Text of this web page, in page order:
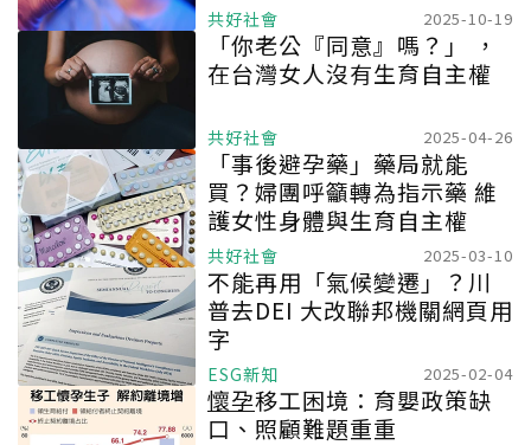
共好社會 2025-10-19
「你老公『同意』嗎？」 ，
在台灣女人沒有生育自主權
共好社會 2025-04-26
「事後避孕藥」藥局就能
買？婦團呼籲轉為指示藥 維
護女性身體與生育自主權
共好社會 2025-03-10
不能再用「氣候變遷」？川
普去DEI 大改聯邦機關網頁用
字
ESG新知 2025-02-04
懷孕移工困境：育嬰政策缺
口、照顧難題重重